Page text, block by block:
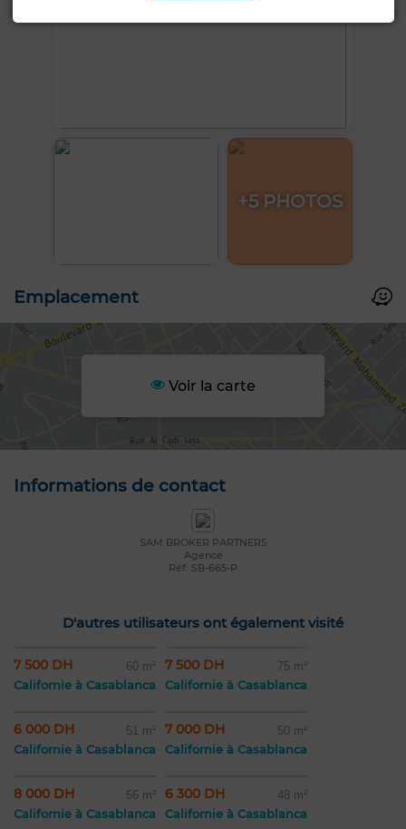
+5 PHOTOS
Emplacement
Voir la carte
Informations de contact
SAM BROKER PARTNERS
Agence
Réf: SB-665-P
D'autres utilisateurs ont également visité
7 500 DH 60 m²
Californie à Casablanca
7 500 DH 75 m²
Californie à Casablanca
6 000 DH 51 m²
Californie à Casablanca
7 000 DH 50 m²
Californie à Casablanca
8 000 DH 56 m²
Californie à Casablanca
6 300 DH 48 m²
Californie à Casablanca